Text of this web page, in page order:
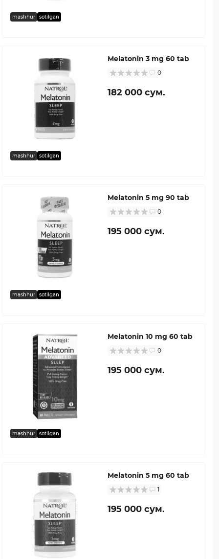
mashhur sotilgan
mashhur sotilgan
Melatonin 3 mg 60 tab
0
182 000 сум.
mashhur sotilgan
Melatonin 5 mg 90 tab
0
195 000 сум.
mashhur sotilgan
Melatonin 10 mg 60 tab
0
195 000 сум.
Melatonin 5 mg 60 tab
1
195 000 сум.